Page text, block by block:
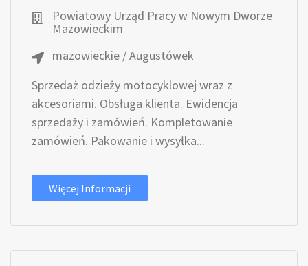
Powiatowy Urząd Pracy w Nowym Dworze
Mazowieckim
mazowieckie / Augustówek
Sprzedaż odzieży motocyklowej wraz z
akcesoriami. Obsługa klienta. Ewidencja
sprzedaży i zamówień. Kompletowanie
zamówień. Pakowanie i wysyłka...
Więcej Informacji